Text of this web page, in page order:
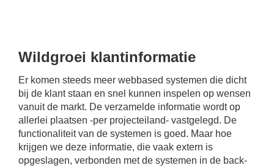
Wildgroei klantinformatie
Er komen steeds meer webbased systemen die dicht
bij de klant staan en snel kunnen inspelen op wensen
vanuit de markt. De verzamelde informatie wordt op
allerlei plaatsen -per projecteiland- vastgelegd. De
functionaliteit van de systemen is goed. Maar hoe
krijgen we deze informatie, die vaak extern is
opgeslagen, verbonden met de systemen in de back-